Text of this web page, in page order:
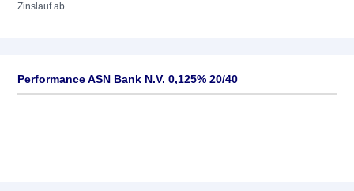
Zinslauf ab
Performance ASN Bank N.V. 0,125% 20/40